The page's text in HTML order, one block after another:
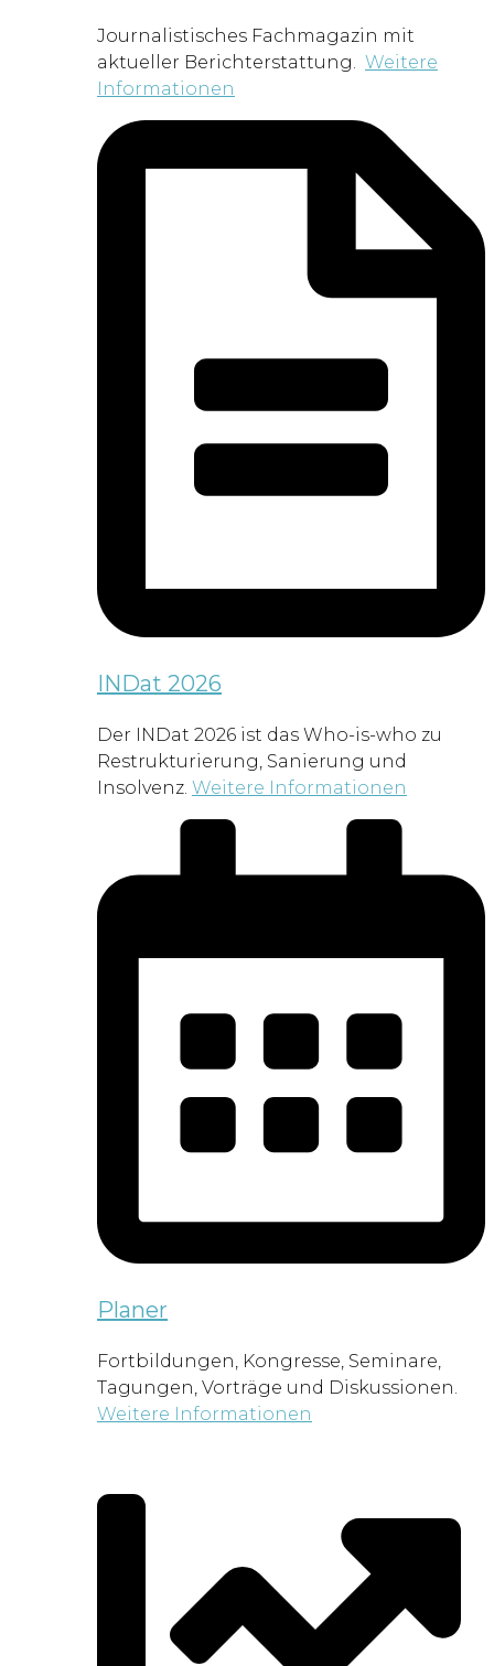
Journalistisches Fachmagazin mit
aktueller Berichterstattung. Weitere
Informationen
INDat 2026
Der INDat 2026 ist das Who-is-who zu
Restrukturierung, Sanierung und
Insolvenz. Weitere Informationen
Planer
Fortbildungen, Kongresse, Seminare,
Tagungen, Vorträge und Diskussionen.
Weitere Informationen